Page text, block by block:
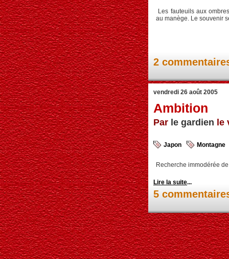
Les fauteuils aux
au manège. Le souvenir
2
vendredi 26 août 2005
Ambition
Par le gardien le
Japon Montagne
Recherche immodérée
Lire la suite...
5